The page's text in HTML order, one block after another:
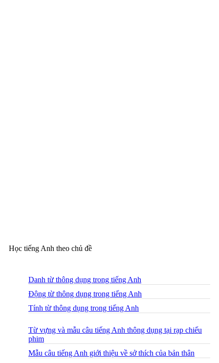
Học tiếng Anh theo chủ đề
Danh từ thông dụng trong tiếng Anh
Động từ thông dụng trong tiếng Anh
Tính từ thông dụng trong tiếng Anh
Từ vựng và mẫu câu tiếng Anh thông dụng tại rạp chiếu
phim
Mẫu câu tiếng Anh giới thiệu về sở thích của bản thân